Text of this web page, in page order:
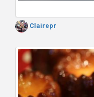
Clairepr